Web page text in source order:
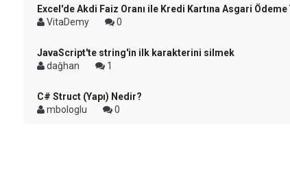
Excel'de Akdi Faiz Oranı ile Kredi Kartına Asgari Ödeme
VitaDemy
0
JavaScript'te string'in ilk karakterini silmek
dağhan
1
C# Struct (Yapı) Nedir?
mbologlu
0